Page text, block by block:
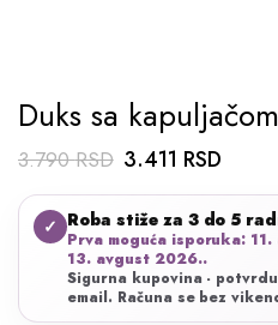
Duks sa
3.790RSD Originalna
cena
je
bila:
3.790 RSD.
3.411 RSD
cena
je:
3.411
✓ Roba stiže za 3 do 5
Prva moguća isporuka:
13. avgust 2026..
Sigurna kupovina -
email. Računa se bez